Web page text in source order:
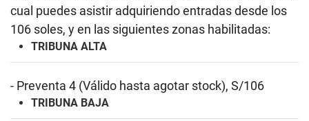
cual puedes asistir adquiriendo entradas desde los
106 soles, y en las siguientes zonas habilitadas:
TRIBUNA ALTA
- Preventa 4 (Válido hasta agotar stock), S/106
TRIBUNA BAJA